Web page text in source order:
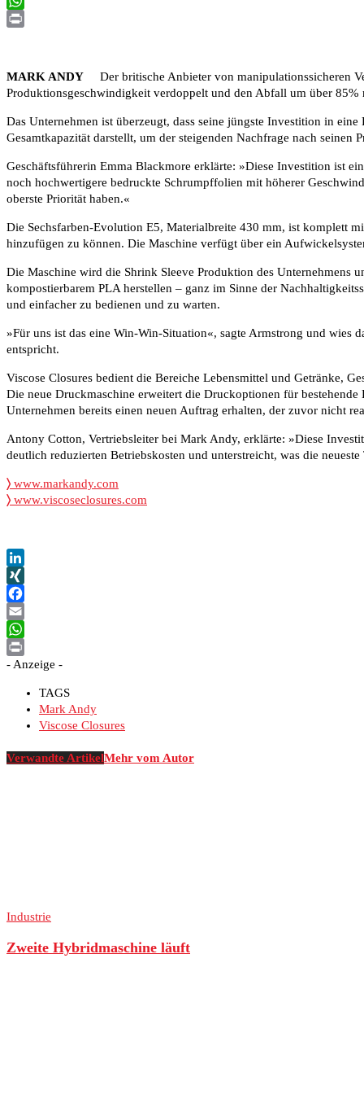
WhatsApp
MARK ANDY Der britische Anbieter von manipulationssicheren
Produktionsgeschwindigkeit verdoppelt und den Abfall um über 85%
Das Unternehmen ist überzeugt, dass seine jüngste Investition in
Gesamtkapazität darstellt, um der steigenden Nachfrage nach seinen
Geschäftsführerin Emma Blackmore erklärte: »Diese Investition ist
noch hochwertigere bedruckte Schrumpffolien mit höherer
oberste Priorität haben.«
Die Sechsfarben-Evolution E5, Materialbreite 430 mm, ist komplett
hinzufügen zu können. Die Maschine verfügt über ein
Die Maschine wird die Shrink Sleeve Produktion des Unternehmens
kompostierbarem PLA herstellen – ganz im Sinne der
und einfacher zu bedienen und zu warten.
»Für uns ist das eine Win-Win-Situation«, sagte Armstrong und wies
entspricht.
Viscose Closures bedient die Bereiche Lebensmittel und Getränke,
Die neue Druckmaschine erweitert die Druckoptionen für
Unternehmen bereits einen neuen Auftrag erhalten, der zuvor nicht
Antony Cotton, Vertriebsleiter bei Mark Andy, erklärte: »Diese
deutlich reduzierten Betriebskosten und unterstreicht, was die
〉 www.markandy.com
〉 www.viscoseclosures.com
LinkedIn
XING
Facebook
Email
WhatsApp
Print
- Anzeige -
TAGS
Mark Andy
Viscose Closures
Verwandte ArtikelMehr vom Autor
Industrie
Zweite Hybridmaschine läuft